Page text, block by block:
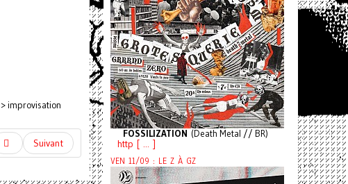
improvisation
Suivant
FOSSILIZATION (Death Metal // BR)
http [ ... ]
VEN 11/09 : LE Z À GZ